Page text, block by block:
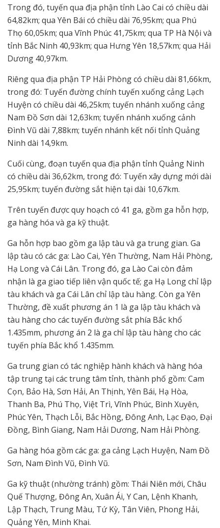
Trong đó, tuyến qua địa phận tỉnh Lào Cai có chiều dài
64,82km; qua Yên Bái có chiều dài 76,95km; qua Phú
Thọ 60,05km; qua Vĩnh Phúc 41,75km; qua TP Hà Nội và
tỉnh Bắc Ninh 40,93km; qua Hưng Yên 18,57km; qua Hải
Dương 40,97km.
Riêng qua địa phận TP Hải Phòng có chiều dài 81,66km,
trong đó: Tuyến đường chính tuyến xuống cảng Lạch
Huyện có chiều dài 46,25km; tuyến nhánh xuống cảng
Nam Đồ Sơn dài 12,63km; tuyến nhánh xuống cảnh
Đình Vũ dài 7,88km; tuyến nhánh kết nối tỉnh Quảng
Ninh dài 14,9km.
Cuối cùng, đoạn tuyến qua địa phận tỉnh Quảng Ninh
có chiều dài 36,62km, trong đó: Tuyến xây dựng mới dài
25,95km; tuyến đường sắt hiện tại dài 10,67km.
Trên tuyến được quy hoạch có 41 ga, gồm ga hỗn hợp,
ga hàng hóa và ga kỹ thuật.
Ga hỗn hợp bao gồm ga lập tàu và ga trung gian. Ga
lập tàu có các ga: Lào Cai, Yên Thường, Nam Hải Phòng,
Hạ Long và Cái Lân. Trong đó, ga Lào Cai còn đảm
nhận là ga giao tiếp liên vận quốc tế; ga Hạ Long chỉ lập
tàu khách và ga Cái Lân chỉ lập tàu hàng. Còn ga Yên
Thường, đề xuất phương án 1 là ga lập tàu khách và
tàu hàng cho các tuyến đường sắt phía Bắc khổ
1.435mm, phương án 2 là ga chỉ lập tàu hàng cho các
tuyến phía Bắc khổ 1.435mm.
Ga trung gian có tác nghiệp hành khách và hàng hóa
tập trung tại các trung tâm tỉnh, thành phố gồm: Cam
Cọn, Bảo Hà, Sơn Hải, An Thịnh, Yên Bái, Hạ Hòa,
Thanh Ba, Phú Thọ, Việt Trì, Vĩnh Phúc, Bình Xuyên,
Phúc Yên, Thạch Lỗi, Bắc Hồng, Đông Anh, Lạc Đạo, Đại
Đồng, Bình Giang, Nam Hải Dương, Nam Hải Phòng.
Ga hàng hóa gồm các ga: ga cảng Lạch Huyện, Nam Đồ
Sơn, Nam Đình Vũ, Đình Vũ.
Ga kỹ thuật (nhường tránh) gồm: Thái Niên mới, Châu
Quế Thượng, Đông An, Xuân Ái, Y Can, Lệnh Khanh,
Lập Thạch, Trung Màu, Tứ Kỳ, Tân Viên, Phong Hải,
Quảng Yên, Minh Khai.